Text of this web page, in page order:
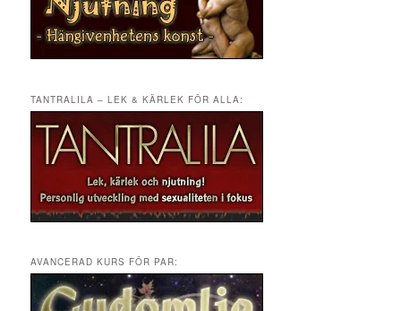
TANTRALILA – LEK & KÄRLEK FÖR ALLA:
AVANCERAD KURS FÖR PAR: